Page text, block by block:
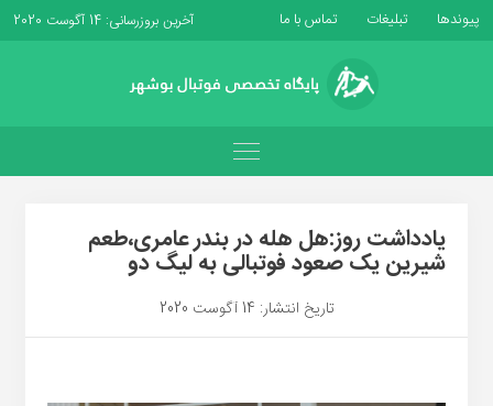
پیوندها تبلیغات تماس با ما آخرین بروزرسانی: 14 آگوست 2020
یادداشت روز:هل هله در بندر عامری،طعم
شیرین یک صعود فوتبالی به لیگ دو
تاریخ انتشار: 14 آگوست 2020